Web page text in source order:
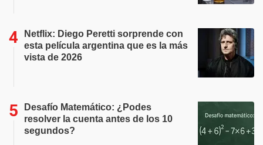
Netflix: Diego Peretti sorprende con
esta película argentina que es la más
vista de 2026
Desafío Matemático: ¿Podes
resolver la cuenta antes de los 10
segundos?